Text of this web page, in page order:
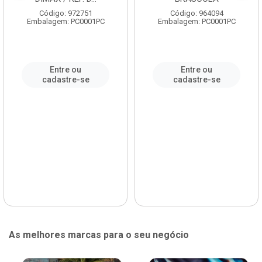
Código: 972751
Embalagem: PC0001PC
Entre ou
cadastre-se
Código: 964094
Embalagem: PC0001PC
Entre ou
cadastre-se
As melhores marcas para o seu negócio